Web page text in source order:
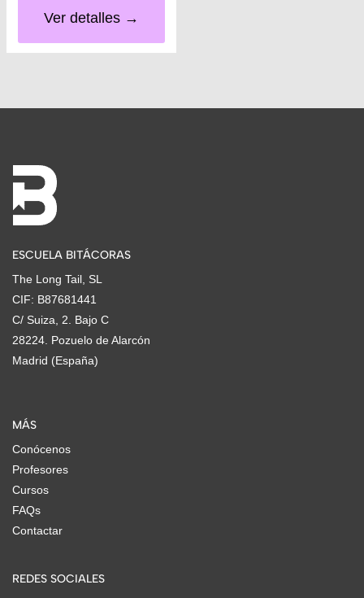
Ver detalles →
ESCUELA BITÁCORAS
The Long Tail, SL
CIF: B87681441
C/ Suiza, 2. Bajo C
28224. Pozuelo de Alarcón
Madrid (España)
MÁS
Conócenos
Profesores
Cursos
FAQs
Contactar
REDES SOCIALES